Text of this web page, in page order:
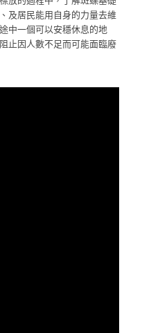
及居民能用自身的力量去維
中一個可以安穩休息的地
止因人數不足而可能面臨廢